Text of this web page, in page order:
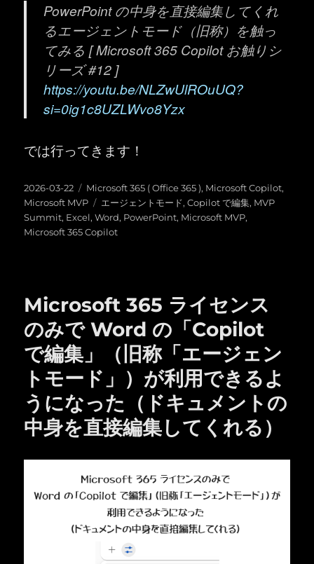
PowerPoint の中身を直接編集してくれ
るエージェントモード（旧称）を触っ
てみる [ Microsoft 365 Copilot お触りシ
リーズ #12 ]
https://youtu.be/NLZwUlROuUQ?
si=0ig1c8UZLWvo8Yzx
では行ってきます！
投
稿
日:
2026-03-22
カ
テ
ゴ
リ
Microsoft 365 ( Office 365 ), Microsoft Copilot,
Microsoft MVP
タ
グ
エージェントモード,Copilot で編集, MVP
Summit, Excel,Word, PowerPoint, Microsoft MVP,
Microsoft 365 Copilot
Microsoft 365 ライセンス
のみで Word の「Copilot
で編集」（旧称「エージェン
トモード」）が利用できるよ
うになった（ドキュメントの
中身を直接編集してくれる）